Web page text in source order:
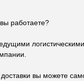
работаете?
вы можете